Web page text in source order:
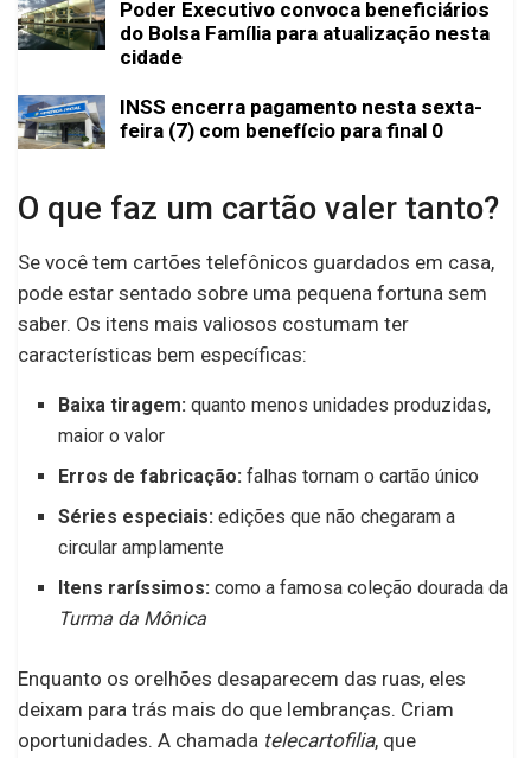
Poder Executivo convoca beneficiários
do Bolsa Família para atualização nesta
cidade
INSS encerra pagamento nesta sexta-
feira (7) com benefício para final 0
O que faz um cartão valer tanto?
Se você tem cartões telefônicos guardados em casa,
pode estar sentado sobre uma pequena fortuna sem
saber. Os itens mais valiosos costumam ter
características bem específicas:
Baixa tiragem: quanto menos unidades produzidas,
maior o valor
Erros de fabricação: falhas tornam o cartão único
Séries especiais: edições que não chegaram a
circular amplamente
Itens raríssimos: como a famosa coleção dourada da
Turma da Mônica
Enquanto os orelhões desaparecem das ruas, eles
deixam para trás mais do que lembranças. Criam
oportunidades. A chamada telecartofilia, que